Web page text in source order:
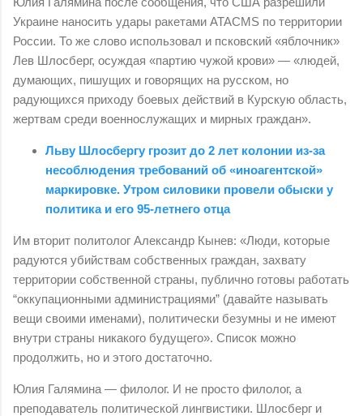
Украине наносить удары ракетами ATACMS по территории
России. То же слово использовал и псковский «яблочник»
Лев Шлосберг, осуждая «партию чужой крови» — «людей,
думающих, пишущих и говорящих на русском, но
радующихся приходу боевых действий в Курскую область,
жертвам среди военнослужащих и мирных граждан».
Льву Шлосбергу грозит до 2 лет колонии из-за
несоблюдения требований об «иноагентской»
маркировке. Утром силовики провели обыски у
политика и его 95-летнего отца
Им вторит политолог Александр Кынев: «Люди, которые
радуются убийствам собственных граждан, захвату
территории собственной страны, публично готовы работать
“оккупационными администрациями” (давайте называть
вещи своими именами), политически безумны и не имеют
внутри страны никакого будущего». Список можно
продолжить, но и этого достаточно.
Юлия Галямина — филолог. И не просто филолог, а
преподаватель политической лингвистики. Шлосберг и